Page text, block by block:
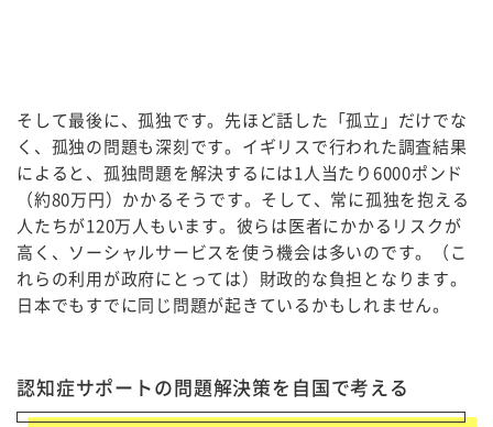
そして最後に、孤独です。先ほど話した「孤立」だけでな
く、孤独の問題も深刻です。イギリスで行われた調査結果
によると、孤独問題を解決するには1人当たり6000ポンド
（約80万円）かかるそうです。そして、常に孤独を抱える
人たちが120万人もいます。彼らは医者にかかるリスクが
高く、ソーシャルサービスを使う機会は多いのです。（こ
れらの利用が政府にとっては）財政的な負担となります。
日本でもすでに同じ問題が起きているかもしれません。
認知症サポートの問題解決策を自国で考える